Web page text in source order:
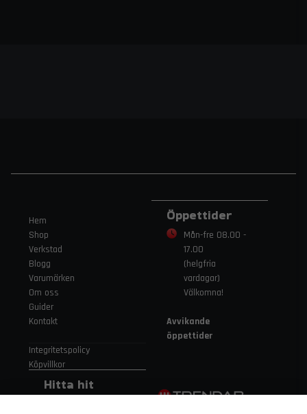
Hem
Shop
Verkstad
Blogg
Varumärken
Om oss
Guider
Kontakt
Integritetspolicy
Köpvillkor
Öppettider
Mån-fre 08.00 -
17.00
(helgfria
vardagar)
Välkomna!
Avvikande
öppettider
Hitta hit